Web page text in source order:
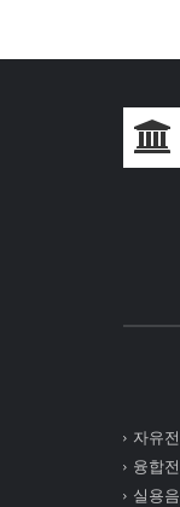
자유
융합
실용